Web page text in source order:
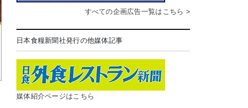
すべての企画広告一覧はこちら >
日本食糧新聞社発行の他媒体記事
媒体紹介ページはこちら